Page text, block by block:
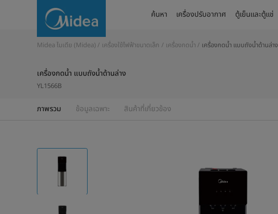
YL1566B ค้นหา เครื่องปรับอากาศ ตู้เย็นและตู้แช่
Midea ไมเดีย (Midea) เครื่องใช้ไฟฟ้าขนาดเล็ก เครื่องกดน้ำ เครื่องกดน้ำ แบบถังน้ำด้านล่าง
เครื่องกดน้ำ แบบถังน้ำด้านล่าง
YL1566B
ภาพรวม ข้อมูลเฉพาะ สินค้าที่เกี่ยวข้อง